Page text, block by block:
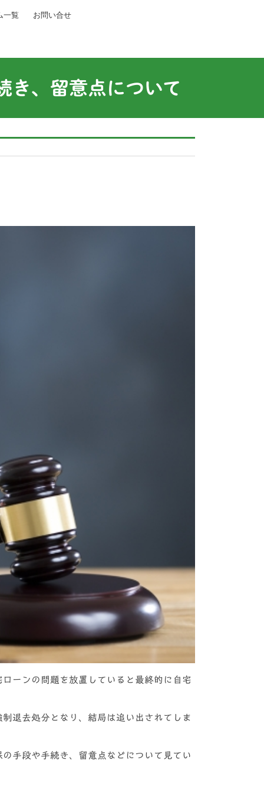
一覧 お問い合せ
き、留意点について
ーンの問題を放置していると最終的に自宅
退去処分となり、結局は追い出されてしま
手段や手続き、留意点などについて見てい